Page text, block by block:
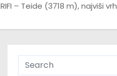
– Teide (3718 m), najviši